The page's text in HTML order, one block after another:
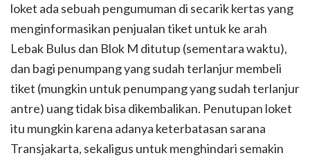
loket ada sebuah pengumuman di secarik kertas yang
menginformasikan penjualan tiket untuk ke arah
Lebak Bulus dan Blok M ditutup (sementara waktu),
dan bagi penumpang yang sudah terlanjur membeli
tiket (mungkin untuk penumpang yang sudah terlanjur
antre) uang tidak bisa dikembalikan. Penutupan loket
itu mungkin karena adanya keterbatasan sarana
Transjakarta, sekaligus untuk menghindari semakin